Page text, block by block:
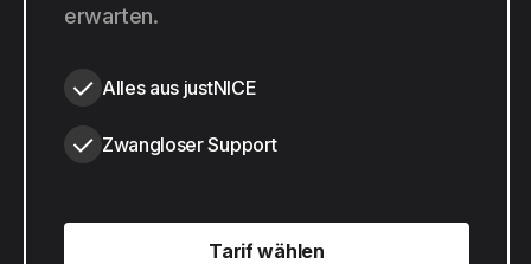
erwarten.
Alles aus justNICE
Zwangloser Support
Tarif wählen